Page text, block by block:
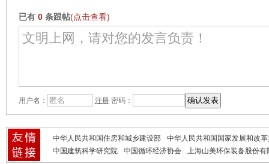
已有 0 条跟帖(点击查看)
用户名： 注册 密码：
中华人民共和国住房和城乡建设部
中华人民共和国国家发展和改
中国建筑科学研究院
中国循环经济协会 上海山美环保装备股份有